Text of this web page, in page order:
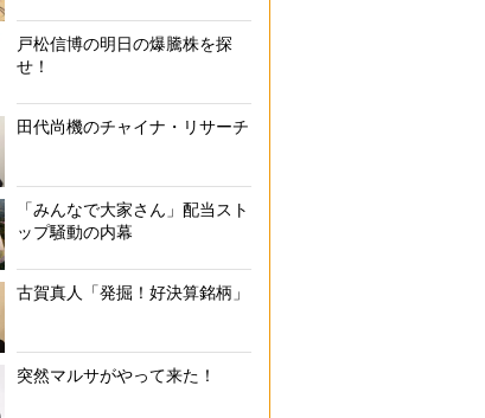
戸松信博の明日の爆騰株を探
せ！
田代尚機のチャイナ・リサーチ
「みんなで大家さん」配当スト
ップ騒動の内幕
古賀真人「発掘！好決算銘柄」
突然マルサがやって来た！